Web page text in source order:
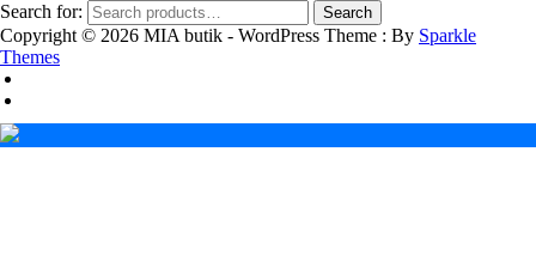
Search for: Search
Copyright © 2026 MIA butik - WordPress Theme : By Sparkle
Themes